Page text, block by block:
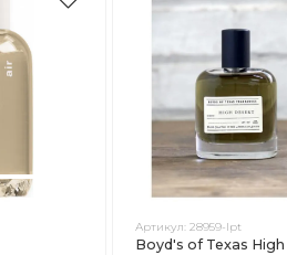
Артикул:28959-lpt
Boyd's of Texas High